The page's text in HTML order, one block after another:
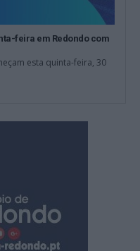
feira em Redondo com
esta quinta-feira, 30